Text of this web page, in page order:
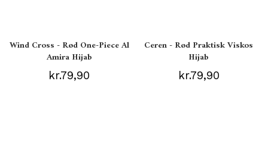
Wind Cross - Rød One-Piece Al
Amira Hijab
kr.79,90
Ceren - Rød Praktisk Viskos
Hijab
kr.79,90